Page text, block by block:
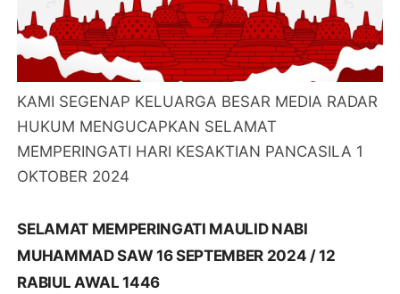
KAMI SEGENAP KELUARGA BESAR MEDIA RADAR
HUKUM MENGUCAPKAN SELAMAT
MEMPERINGATI HARI KESAKTIAN PANCASILA 1
OKTOBER 2024
SELAMAT MEMPERINGATI MAULID NABI
MUHAMMAD SAW 16 SEPTEMBER 2024 / 12
RABIUL AWAL 1446